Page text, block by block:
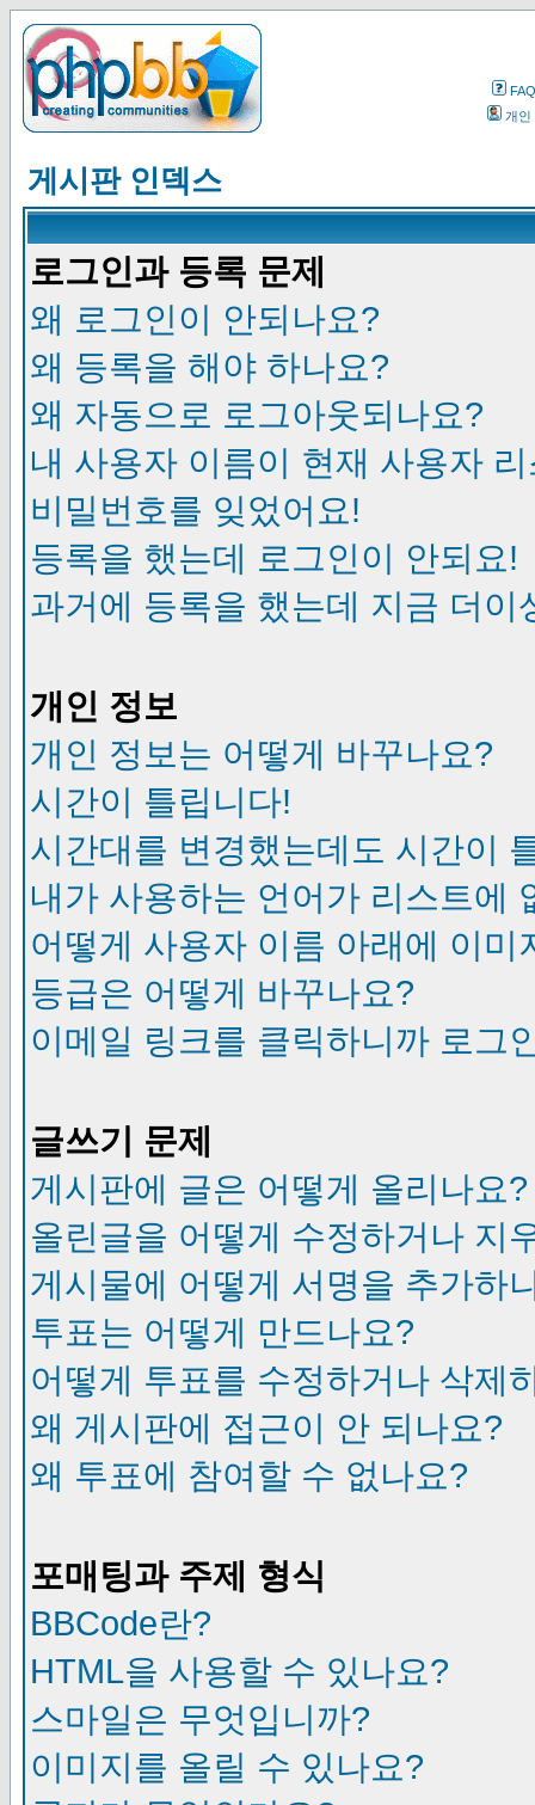
FAQ
개인
게시판 인덱스
로그인과 등록 문제
왜 로그인이 안되나요?
왜 등록을 해야 하나요?
왜 자동으로 로그아웃되나요?
내 사용자 이름이 현재 사용자
비밀번호를 잊었어요!
등록을 했는데 로그인이 안되요!
과거에 등록을 했는데 지금 더이
개인 정보
개인 정보는 어떻게 바꾸나요?
시간이 틀립니다!
시간대를 변경했는데도 시간이
내가 사용하는 언어가 리스트에
어떻게 사용자 이름 아래에 이미
등급은 어떻게 바꾸나요?
이메일 링크를 클릭하니까 로그
글쓰기 문제
게시판에 글은 어떻게 올리나요?
올린글을 어떻게 수정하거나 지
게시물에 어떻게 서명을 추가하
투표는 어떻게 만드나요?
어떻게 투표를 수정하거나 삭제
왜 게시판에 접근이 안 되나요?
왜 투표에 참여할 수 없나요?
포매팅과 주제 형식
BBCode란?
HTML을 사용할 수 있나요?
스마일은 무엇입니까?
이미지를 올릴 수 있나요?